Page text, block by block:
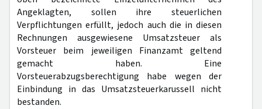
Angeklagten, sollen ihre steuerlichen
Verpflichtungen erfüllt, jedoch auch die in diesen
Rechnungen ausgewiesene Umsatzsteuer als
Vorsteuer beim jeweiligen Finanzamt geltend
gemacht haben. Eine
Vorsteuerabzugsberechtigung habe wegen der
Einbindung in das Umsatzsteuerkarussell nicht
bestanden.